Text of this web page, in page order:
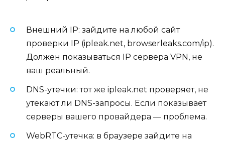
Внешний IP: зайдите на любой сайт
проверки IP (ipleak.net, browserleaks.com/ip).
Должен показываться IP сервера VPN, не
ваш реальный.
DNS-утечки: тот же ipleak.net проверяет, не
утекают ли DNS-запросы. Если показывает
серверы вашего провайдера — проблема.
WebRTC-утечка: в браузере зайдите на